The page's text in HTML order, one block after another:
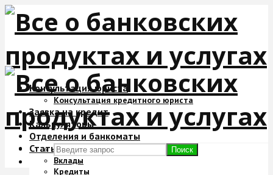
Консультация юриста
Консультация кредитного юриста
Заявка на кредит
Калькуляторы
Отделения и банкоматы
Статьи
Вклады
Кредиты
Поиск